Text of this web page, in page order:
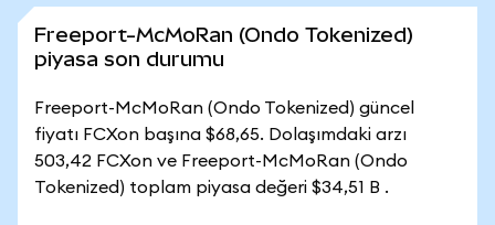
Freeport-McMoRan (Ondo Tokenized)
piyasa son durumu
Freeport-McMoRan (Ondo Tokenized) güncel
fiyatı FCXon başına $68,65. Dolaşımdaki arzı
503,42 FCXon ve Freeport-McMoRan (Ondo
Tokenized) toplam piyasa değeri $34,51 B .